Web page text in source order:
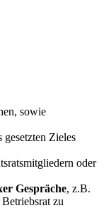
sowie
Zieles
oder
Gespräche, z.B.
zu